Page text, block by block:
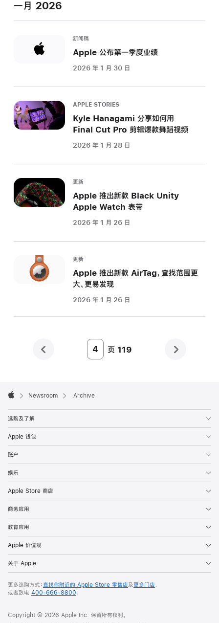
一月 2026
新闻稿
Apple 公布第一季度业绩
2026 年 1 月 30 日
APPLE STORIES
Kyle Hanagami 分享如何用
Final Cut Pro 剪辑爆款舞蹈视频
2026 年 1 月 28 日
更新
Apple 推出新款 Black Unity
Apple Watch 表带
2026 年 1 月 26 日
更新
Apple 推出新款 AirTag，查找范围更
大、更易发现
2026 年 1 月 26 日
Page
页 119
Footer

Newsroom Archive
选购及了解
Apple 钱包
账户
娱乐
Apple Store 商店
商务应用
教育应用
Apple 价值观
关于 Apple
更多选购方式：查找你附近的 Apple Store 零售店及更多门店，
或者致电 400-666-8800。
Copyright © 2026 Apple Inc. 保留所有权利。